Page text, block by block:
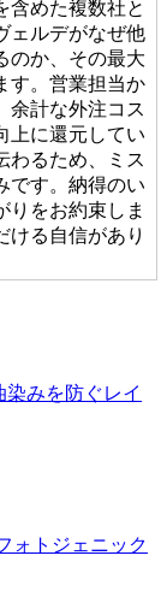
含めた複数社と
ェルデがなぜ他
のか、その最大
す。営業担当か
余計な外注コス
上に還元してい
わるため、ミス
です。納得のい
りをお約束しま
ける自信があり
のFIFA認定を
衝撃や摩擦への
力で走り回っ
を、確かな品
積もりで、プロ
みを防ぐレイ
ォトジェニック